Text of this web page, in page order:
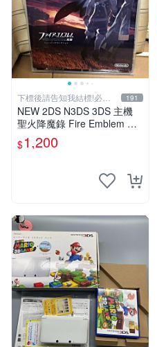
下標後請告知我結標!必看
關於我
191
NEW 2DS N3DS 3DS 主機
聖火降魔錄 Fire Emblem 覺
醒 音樂CD 原聲精選集 日版
$1,200